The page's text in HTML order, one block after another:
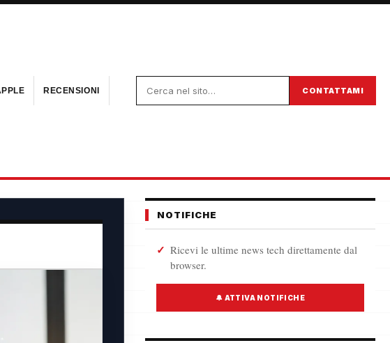
CONTATTAMI
RECENSIONI
NOTIFICHE
Ricevi le ultime news tech direttamente dal
browser.
🔔 ATTIVA NOTIFICHE